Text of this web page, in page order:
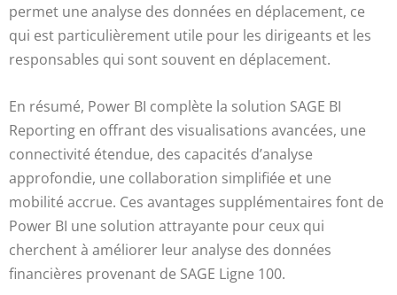
permet une analyse des données en déplacement, ce
qui est particulièrement utile pour les dirigeants et les
responsables qui sont souvent en déplacement.
En résumé, Power BI complète la solution SAGE BI
Reporting en offrant des visualisations avancées, une
connectivité étendue, des capacités d’analyse
approfondie, une collaboration simplifiée et une
mobilité accrue. Ces avantages supplémentaires font de
Power BI une solution attrayante pour ceux qui
cherchent à améliorer leur analyse des données
financières provenant de SAGE Ligne 100.